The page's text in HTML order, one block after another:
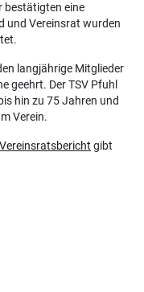
bestätigten eine
und Vereinsrat wurden
langjährige Mitglieder
geehrt. Der TSV Pfuhl
hin zu 75 Jahren und
Verein.
Vereinsratsbericht gibt